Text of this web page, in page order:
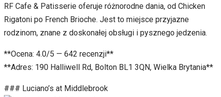
RF Cafe & Patisserie oferuje różnorodne dania, od Chicken
Rigatoni po French Brioche. Jest to miejsce przyjazne
rodzinom, znane z doskonałej obsługi i pysznego jedzenia.
**Ocena: 4.0/5 — 642 recenzji**
**Adres: 190 Halliwell Rd, Bolton BL1 3QN, Wielka Brytania**
### Luciano’s at Middlebrook